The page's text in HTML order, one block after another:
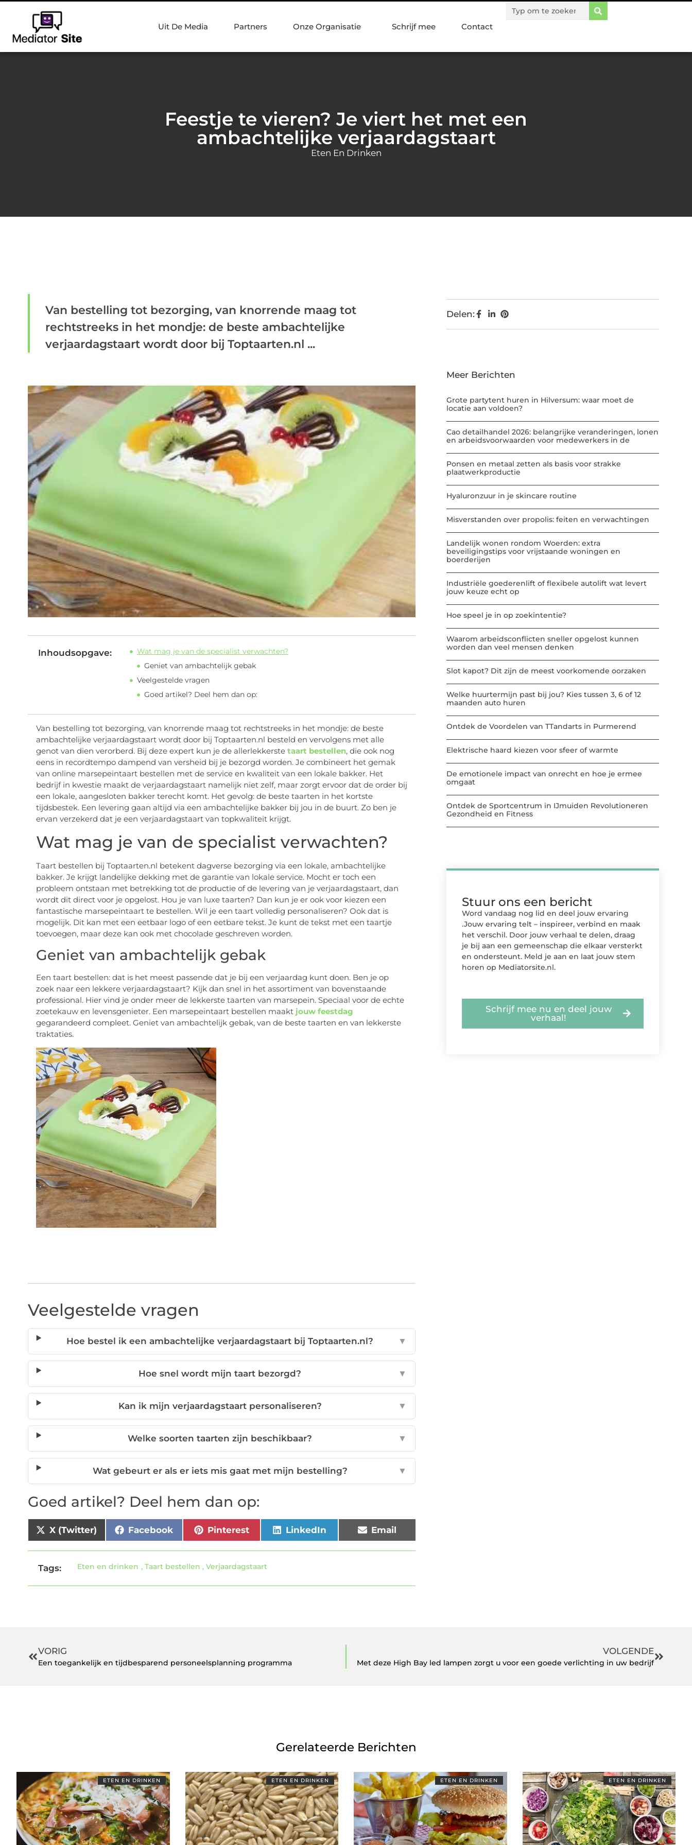
Uit De Media Partners Onze Organisatie Schrijf mee Contact
Feestje te vieren? Je viert het met een
ambachtelijke verjaardagstaart
Eten En Drinken
Van bestelling tot bezorging, van knorrende maag tot
rechtstreeks in het mondje: de beste ambachtelijke
verjaardagstaart wordt door bij Toptaarten.nl ...
Inhoudsopgave:
Wat mag je van de specialist verwachten?
Geniet van ambachtelijk gebak
Veelgestelde vragen
Goed artikel? Deel hem dan op:
Van bestelling tot bezorging, van knorrende maag tot rechtstreeks in het mondje: de beste
ambachtelijke verjaardagstaart wordt door bij Toptaarten.nl besteld en vervolgens met alle
genot van dien verorberd. Bij deze expert kun je de allerlekkerste taart bestellen, die ook nog
eens in recordtempo dampend van versheid bij je bezorgd worden. Je combineert het gemak
van online marsepeintaart bestellen met de service en kwaliteit van een lokale bakker. Het
bedrijf in kwestie maakt de verjaardagstaart namelijk niet zelf, maar zorgt ervoor dat de order bij
een lokale, aangesloten bakker terecht komt. Het gevolg: de beste taarten in het kortste
tijdsbestek. Een levering gaan altijd via een ambachtelijke bakker bij jou in de buurt. Zo ben je
ervan verzekerd dat je een verjaardagstaart van topkwaliteit krijgt.
Wat mag je van de specialist verwachten?
Taart bestellen bij Toptaarten.nl betekent dagverse bezorging via een lokale, ambachtelijke
bakker. Je krijgt landelijke dekking met de garantie van lokale service. Mocht er toch een
probleem ontstaan met betrekking tot de productie of de levering van je verjaardagstaart, dan
wordt dit direct voor je opgelost. Hou je van luxe taarten? Dan kun je er ook voor kiezen een
fantastische marsepeintaart te bestellen. Wil je een taart volledig personaliseren? Ook dat is
mogelijk. Dit kan met een eetbaar logo of een eetbare tekst. Je kunt de tekst met een taartje
toevoegen, maar deze kan ook met chocolade geschreven worden.
Geniet van ambachtelijk gebak
Een taart bestellen: dat is het meest passende dat je bij een verjaardag kunt doen. Ben je op
zoek naar een lekkere verjaardagstaart? Kijk dan snel in het assortiment van bovenstaande
professional. Hier vind je onder meer de lekkerste taarten van marsepein. Speciaal voor de echte
zoetekauw en levensgenieter. Een marsepeintaart bestellen maakt jouw feestdag
gegarandeerd compleet. Geniet van ambachtelijk gebak, van de beste taarten en van lekkerste
traktaties.
Veelgestelde vragen
Hoe bestel ik een ambachtelijke verjaardagstaart bij Toptaarten.nl? ▼
Hoe snel wordt mijn taart bezorgd? ▼
Kan ik mijn verjaardagstaart personaliseren? ▼
Welke soorten taarten zijn beschikbaar? ▼
Wat gebeurt er als er iets mis gaat met mijn bestelling? ▼
Goed artikel? Deel hem dan op:
X (Twitter) Facebook Pinterest LinkedIn Email
Tags: Eten en drinken ,Taart bestellen ,Verjaardagstaart
Delen:
Meer Berichten
Grote partytent huren in Hilversum: waar moet de
locatie aan voldoen?
Cao detailhandel 2026: belangrijke veranderingen, lonen
en arbeidsvoorwaarden voor medewerkers in de
Ponsen en metaal zetten als basis voor strakke
plaatwerkproductie
Hyaluronzuur in je skincare routine
Misverstanden over propolis: feiten en verwachtingen
Landelijk wonen rondom Woerden: extra
beveiligingstips voor vrijstaande woningen en
boerderijen
Industriële goederenlift of flexibele autolift wat levert
jouw keuze echt op
Hoe speel je in op zoekintentie?
Waarom arbeidsconflicten sneller opgelost kunnen
worden dan veel mensen denken
Slot kapot? Dit zijn de meest voorkomende oorzaken
Welke huurtermijn past bij jou? Kies tussen 3, 6 of 12
maanden auto huren
Ontdek de Voordelen van TTandarts in Purmerend
Elektrische haard kiezen voor sfeer of warmte
De emotionele impact van onrecht en hoe je ermee
omgaat
Ontdek de Sportcentrum in IJmuiden Revolutioneren
Gezondheid en Fitness
Stuur ons een bericht
Word vandaag nog lid en deel jouw ervaring
.Jouw ervaring telt – inspireer, verbind en maak
het verschil. Door jouw verhaal te delen, draag
je bij aan een gemeenschap die elkaar versterkt
en ondersteunt. Meld je aan en laat jouw stem
horen op Mediatorsite.nl.
Schrijf mee nu en deel jouw
verhaal!
VORIG
Een toegankelijk en tijdbesparend personeelsplanning programma
VOLGENDE
Met deze High Bay led lampen zorgt u voor een goede verlichting in uw bedrijf
Gerelateerde Berichten
ETEN EN DRINKEN ETEN EN DRINKEN ETEN EN DRINKEN ETEN EN DRINKEN